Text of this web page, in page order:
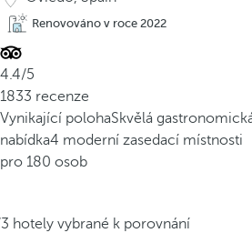
Renovováno v roce 2022
4.4/5
1833 recenze
Vynikající polohaSkvělá
nabídka4 moderní zasedací místnosti
pro 180 osob
hotely vybrané k porovnání